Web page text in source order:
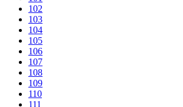
102
103
104
105
106
107
108
109
110
111